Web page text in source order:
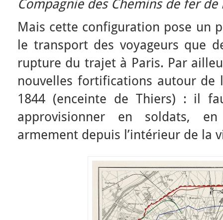
Compagnie des Chemins de fer de
Mais cette configuration pose un
le transport des voyageurs que
rupture du trajet à Paris. Par
nouvelles fortifications autour de
1844 (enceinte de Thiers) : il
approvisionner en soldats,
armement depuis l’intérieur de la